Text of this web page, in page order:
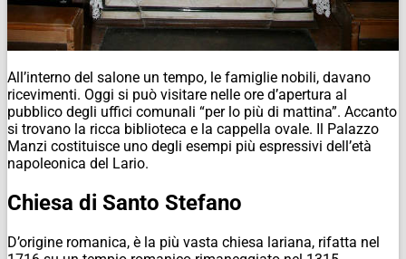
All’interno del salone un tempo, le famiglie nobili, davano
ricevimenti. Oggi si può visitare nelle ore d’apertura al
pubblico degli uffici comunali “per lo più di mattina”. Accanto
si trovano la ricca biblioteca e la cappella ovale. Il Palazzo
Manzi costituisce uno degli esempi più espressivi dell’età
napoleonica del Lario.
Chiesa di Santo Stefano
D’origine romanica, è la più vasta chiesa lariana, rifatta nel